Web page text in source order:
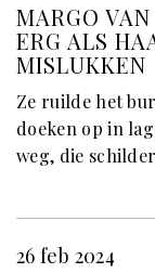
MARGO
ERG ALS
MISLUKKEN
Ze ruilde het
doeken op in
weg, die
26 feb 2024